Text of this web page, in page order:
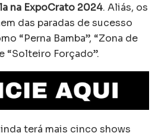
na ExpoCrato 2024. Aliás, os
das paradas de sucesso
“Perna Bamba”, “Zona de
“Solteiro Forçado”.
terá mais cinco shows